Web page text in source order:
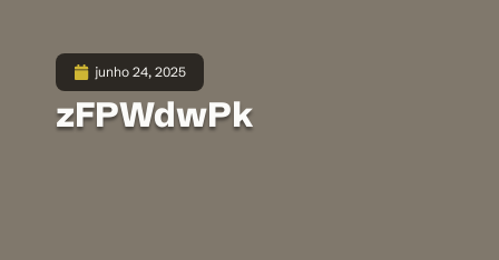
junho 24, 2025
zFPWdwPk